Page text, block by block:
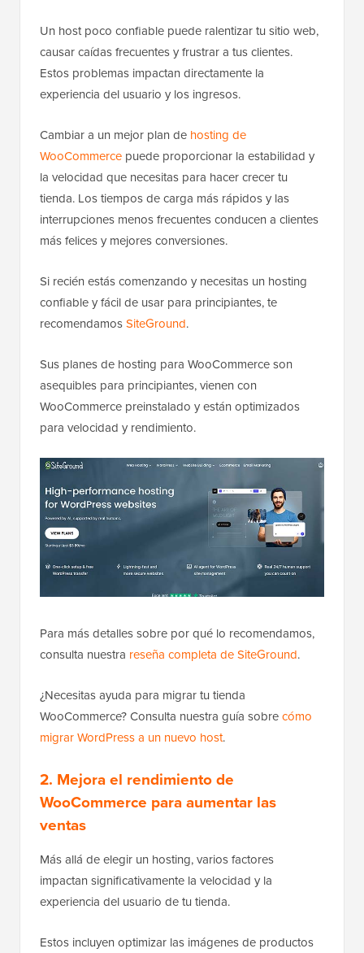
Un host poco confiable puede ralentizar tu sitio web,
causar caídas frecuentes y frustrar a tus clientes.
Estos problemas impactan directamente la
experiencia del usuario y los ingresos.
Cambiar a un mejor plan de hosting de
WooCommerce puede proporcionar la estabilidad y
la velocidad que necesitas para hacer crecer tu
tienda. Los tiempos de carga más rápidos y las
interrupciones menos frecuentes conducen a clientes
más felices y mejores conversiones.
Si recién estás comenzando y necesitas un hosting
confiable y fácil de usar para principiantes, te
recomendamosSiteGround.
Sus planes de hosting para WooCommerce son
asequibles para principiantes, vienen con
WooCommerce preinstalado y están optimizados
para velocidad y rendimiento.
Para más detalles sobre por qué lo recomendamos,
consulta nuestra reseña completa de SiteGround.
¿Necesitas ayuda para migrar tu tienda
WooCommerce? Consulta nuestra guía sobrecómo
migrar WordPress a un nuevo host.
2. Mejora el rendimiento de
WooCommerce para aumentar las
ventas
Más allá de elegir un hosting, varios factores
impactan significativamente la velocidad y la
experiencia del usuario de tu tienda.
Estos incluyen optimizar las imágenes de productos